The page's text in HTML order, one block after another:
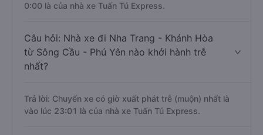
0:00 là của nhà xe Tuấn Tú Express.
Câu hỏi: Nhà xe đi Nha Trang - Khánh Hòa
từ Sông Cầu - Phú Yên nào khởi hành trễ
nhất?
Trả lời: Chuyến xe có giờ xuất phát trễ (muộn) nhất là
vào lúc 23:01 là của nhà xe Tuấn Tú Express.